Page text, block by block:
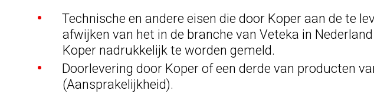
Technische en andere eisen die door Koper aan de te
afwijken van het in de branche van Veteka in
Koper nadrukkelijk te worden gemeld.
Doorlevering door Koper of een derde van producten
(Aansprakelijkheid).